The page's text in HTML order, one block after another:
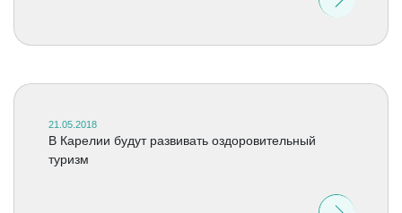
21.05.2018
В Карелии будут развивать оздоровительный
туризм